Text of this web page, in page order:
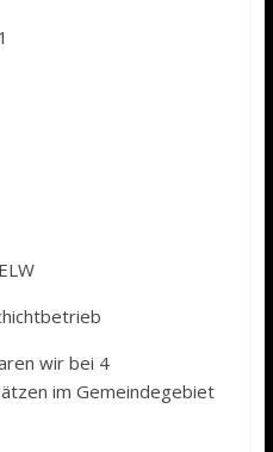
wir bei 4
im Gemeindegebiet